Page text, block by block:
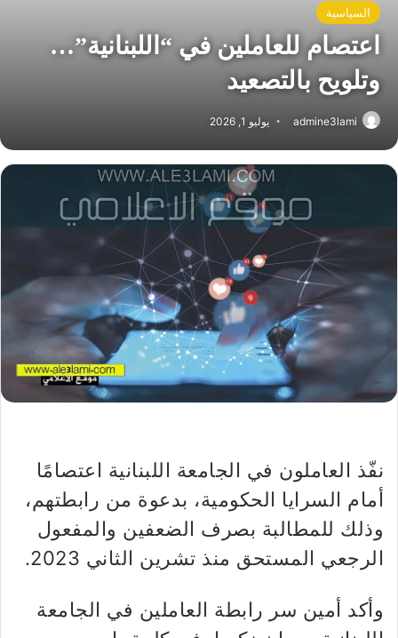
السياسية
اعتصام للعاملين في “اللبنانية”…
وتلويح بالتصعيد
admine3lami يوليو 1, 2026
نفّذ العاملون في الجامعة اللبنانية اعتصامًا
أمام السرايا الحكومية، بدعوة من رابطتهم،
وذلك للمطالبة بصرف الضعفين والمفعول
الرجعي المستحق منذ تشرين الثاني 2023.
وأكد أمين سر رابطة العاملين في الجامعة